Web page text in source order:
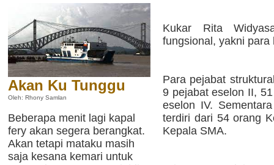
Akan Ku Tunggu
Oleh: Rhony Samlan
Beberapa menit lagi kapal
fery akan segera berangkat.
Akan tetapi mataku masih
saja kesana kemari untuk
Kukar Rita
fungsional, yakni para
Para pejabat
9 pejabat eselon II,
eselon IV.
terdiri dari 54 orang
Kepala SMA.